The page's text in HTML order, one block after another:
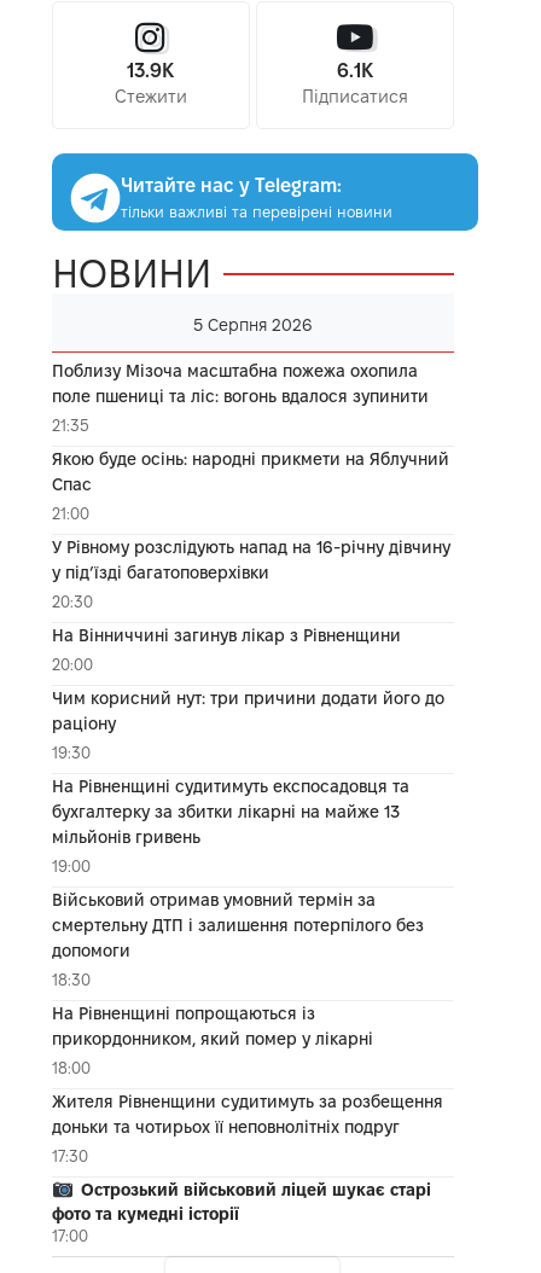
13.9K
Стежити
6.1K
Підписатися
Читайте нас у Telegram:
тільки важливі та перевірені новини
НОВИНИ
5 Серпня 2026
Поблизу Мізоча масштабна пожежа охопила
поле пшениці та ліс: вогонь вдалося зупинити
21:35
Якою буде осінь: народні прикмети на Яблучний
Спас
21:00
У Рівному розслідують напад на 16-річну дівчину
у під’їзді багатоповерхівки
20:30
На Вінниччині загинув лікар з Рівненщини
20:00
Чим корисний нут: три причини додати його до
раціону
19:30
На Рівненщині судитимуть експосадовця та
бухгалтерку за збитки лікарні на майже 13
мільйонів гривень
19:00
Військовий отримав умовний термін за
смертельну ДТП і залишення потерпілого без
допомоги
18:30
На Рівненщині попрощаються із
прикордонником, який помер у лікарні
18:00
Жителя Рівненщини судитимуть за розбещення
доньки та чотирьох її неповнолітніх подруг
17:30
Острозький військовий ліцей шукає старі
фото та кумедні історії
17:00